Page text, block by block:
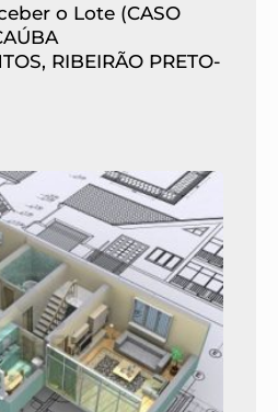
o Lote (CASO
RIBEIRÃO PRETO-